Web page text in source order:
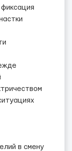
в смену